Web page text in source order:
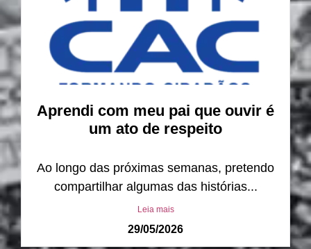
Aprendi com meu pai que ouvir é
um ato de respeito
Ao longo das próximas semanas, pretendo
compartilhar algumas das histórias...
Leia mais
29/05/2026